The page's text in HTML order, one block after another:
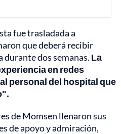
fue trasladada a
que deberá recibir
durante dos semanas. La
en redes
personal del hospital que
de Momsen llenaron sus
de apoyo y admiración,